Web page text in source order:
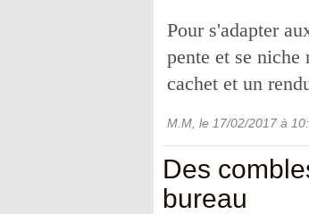
Pour s'adapter
pente et se niche
cachet et un
M.M , le 17/02/2017 à
Des
bureau